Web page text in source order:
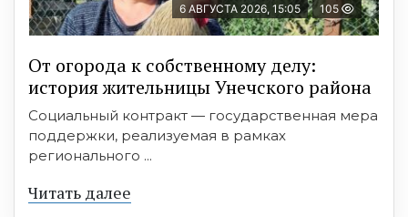
6 АВГУСТА 2026, 15:05 105
От огорода к собственному делу:
история жительницы Унечского района
Социальный контракт — государственная мера
поддержки, реализуемая в рамках
регионального ...
Читать далее